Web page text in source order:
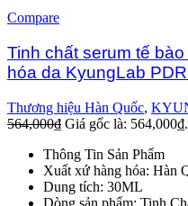
Compare
Tinh chất serum tế
hóa da KyungLab
Thương hiệu Hàn Quốc,
564,000₫ Giá gốc là: 564,000₫.
Thông Tin Sản Phẩm
Xuất xứ hàng hóa: Hàn
Dung tích: 30ML
Dòng sản phẩm: Tinh